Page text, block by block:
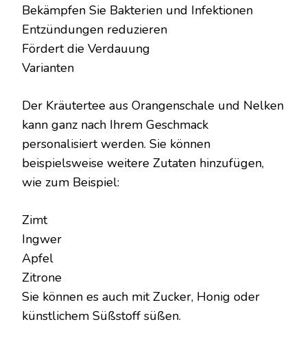
Bekämpfen Sie Bakterien und Infektionen
Entzündungen reduzieren
Fördert die Verdauung
Varianten
Der Kräutertee aus Orangenschale und Nelken
kann ganz nach Ihrem Geschmack
personalisiert werden. Sie können
beispielsweise weitere Zutaten hinzufügen,
wie zum Beispiel:
Zimt
Ingwer
Apfel
Zitrone
Sie können es auch mit Zucker, Honig oder
künstlichem Süßstoff süßen.